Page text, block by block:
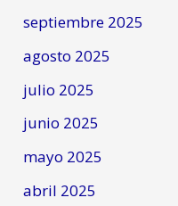
septiembre 2025
agosto 2025
julio 2025
junio 2025
mayo 2025
abril 2025